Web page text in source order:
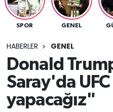
SPOR GENEL
HABERLER GENEL
Donald
Saray'da
yapacağız"
SAĞLIK
EĞİTİM
SİYASET
MAGAZİN
Süper Lig Puan
Tüm Manşetler
Son Dakika
Haber Arşivi